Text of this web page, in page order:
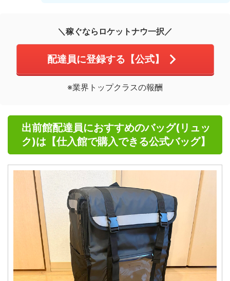
＼稼ぐならロケットナウ一択／
配達員に登録する【公式】
※業界トップクラスの報酬
出前館配達員におすすめのバッグ(リュッ
ク)は【仕入館で購入できる公式バッグ】